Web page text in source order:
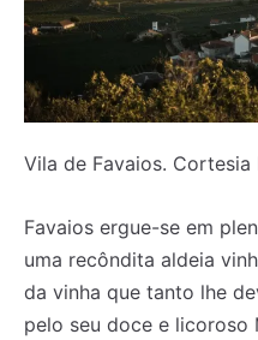
Vila de Favaios. Cortesia
Favaios ergue-se em
uma recôndita aldeia
da vinha que tanto lhe
pelo seu doce e licoroso